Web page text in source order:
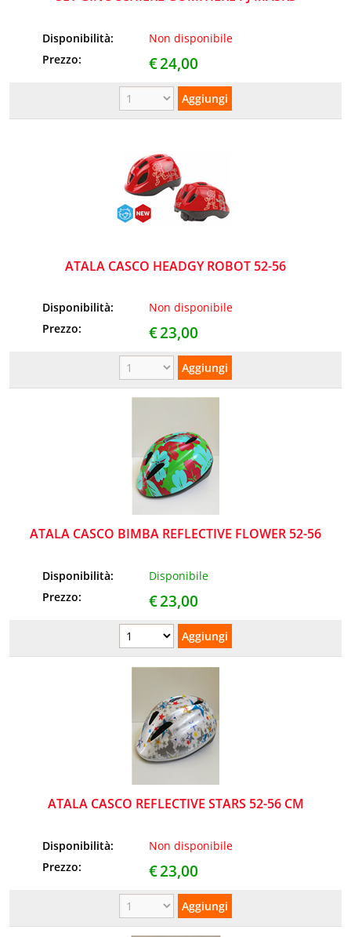
Disponibilità:
Non disponibile
Prezzo:
€24,00
ATALA CASCO HEADGY ROBOT 52-56
Disponibilità:
Non disponibile
Prezzo:
€23,00
ATALA CASCO BIMBA REFLECTIVE FLOWER 52-56
Disponibilità:
Disponibile
Prezzo:
€23,00
ATALA CASCO REFLECTIVE STARS 52-56 CM
Disponibilità:
Non disponibile
Prezzo:
€23,00